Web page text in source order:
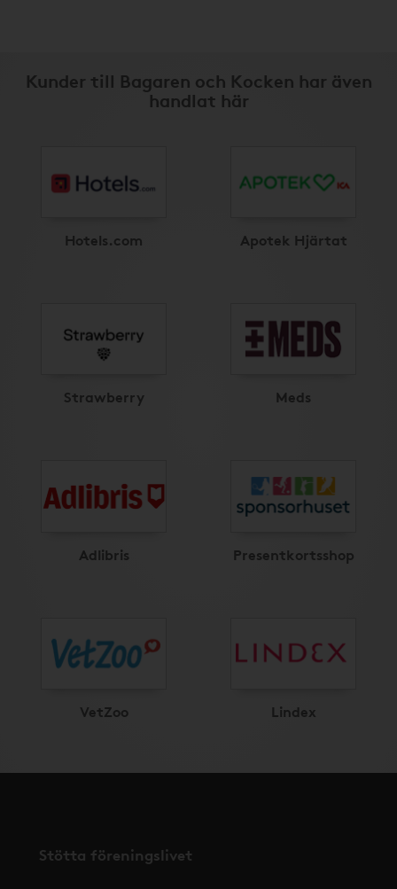
Kunder till Bagaren och Kocken har även
handlat här
Hotels.com Apotek Hjärtat
Strawberry Meds
Adlibris Presentkortsshop
VetZoo Lindex
Stötta föreningslivet